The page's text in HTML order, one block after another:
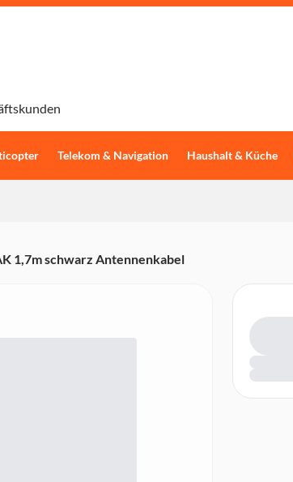
Telekom & Navigation Haushalt & Küche
1,7m schwarz Antennenkabel